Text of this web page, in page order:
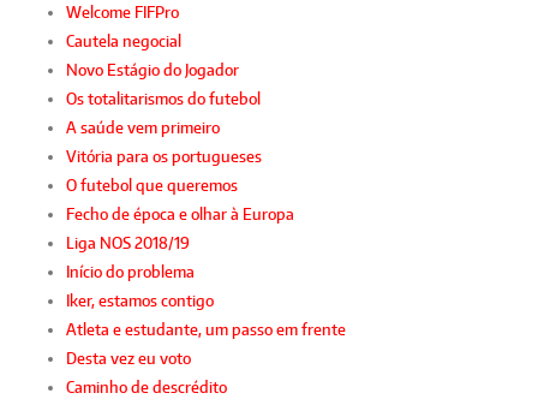
Welcome FIFPro
Cautela negocial
Novo Estágio do Jogador
Os totalitarismos do futebol
A saúde vem primeiro
Vitória para os portugueses
O futebol que queremos
Fecho de época e olhar à Europa
Liga NOS 2018/19
Início do problema
Iker, estamos contigo
Atleta e estudante, um passo em frente
Desta vez eu voto
Caminho de descrédito